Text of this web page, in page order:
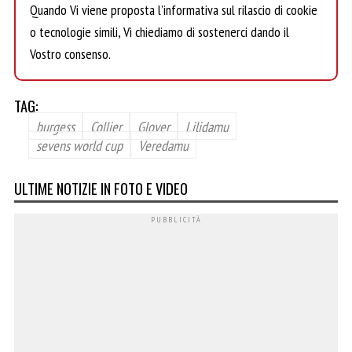
Quando Vi viene proposta l’informativa sul rilascio di cookie
o tecnologie simili, Vi chiediamo di sostenerci dando il
Vostro consenso.
TAG:
burgess Collier Glover
Lilidamu
sevens world cup
Veredamu
ULTIME NOTIZIE IN FOTO E VIDEO